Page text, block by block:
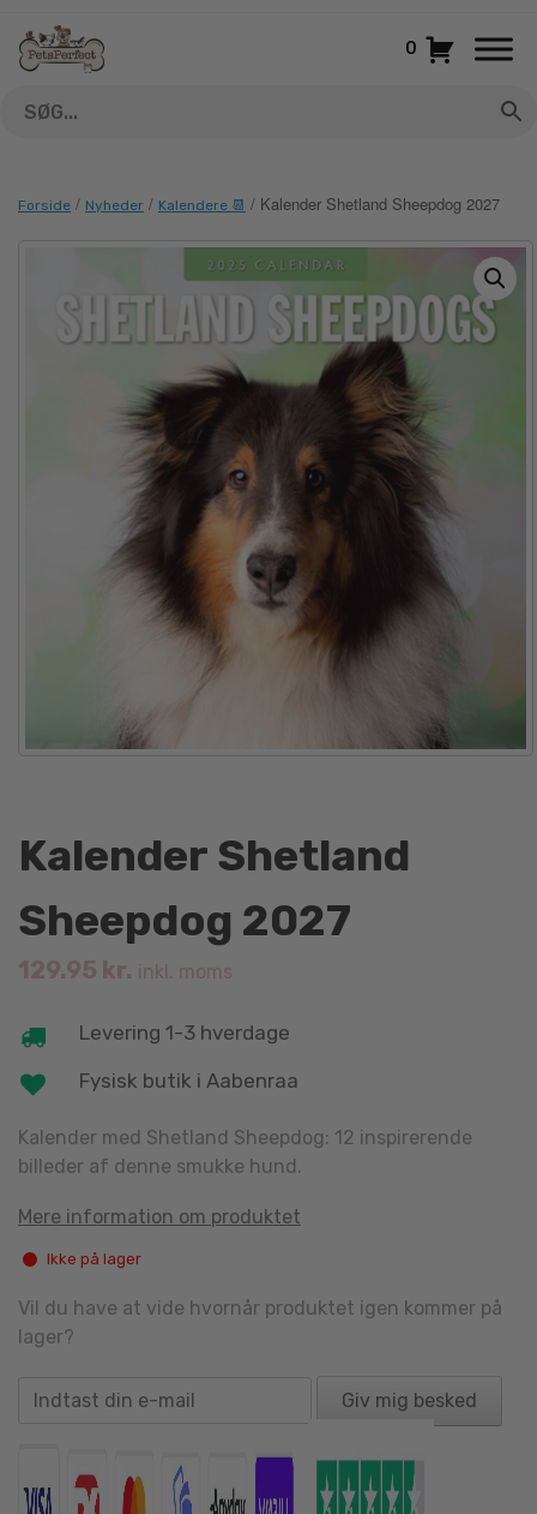
indhold
0
Forside / Nyheder / Kalendere 📆 / Kalender Shetland Sheepdog 2027
Kalender Shetland
Sheepdog 2027
129.95 kr. inkl. moms
Levering 1-3 hverdage
Fysisk butik i Aabenraa
Kalender med Shetland Sheepdog: 12 inspirerende
billeder af denne smukke hund.
Mere information om produktet
Ikke på lager
Vil du have at vide hvornår produktet igen kommer på
lager?
Giv mig besked